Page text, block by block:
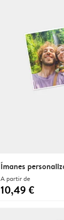
Ímanes
A partir de
10,49 €